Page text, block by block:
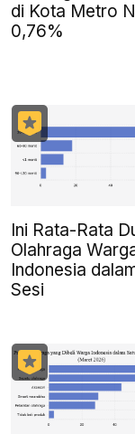
di Kota Metro
0,76%
Ini Rata-Rata
Olahraga
Indonesia
Sesi